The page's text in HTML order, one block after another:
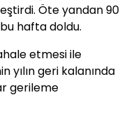
Öte yandan 90
hafta doldu.
etmesi ile
yılın geri kalanında
gerileme